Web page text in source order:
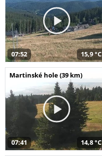
07:52 15,9 °C
Martinské hole (39 km)
07:41 14,8 °C